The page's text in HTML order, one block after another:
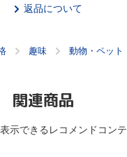
返品について
趣味 動物・ペット
関連商品
表示できるレコメンドコン